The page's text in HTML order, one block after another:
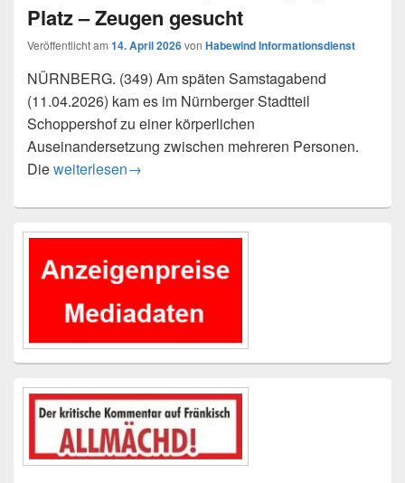
Platz – Zeugen gesucht
Veröffentlicht am 14. April 2026von Habewind Informationsdienst
NÜRNBERG. (349) Am späten Samstagabend
(11.04.2026) kam es im Nürnberger Stadtteil
Schoppershof zu einer körperlichen
Auseinandersetzung zwischen mehreren Personen.
DieAuseinandersetzung am Leipziger Platz – Zeugen
weiterlesen→
Primärer
Widgetbereich